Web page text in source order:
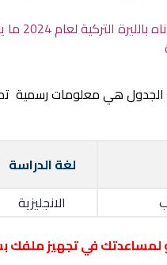
الجدول هي معلومات رسمية
لغة الدراسة
الانجليزية
لمساعدتك في تجهيز ملفك